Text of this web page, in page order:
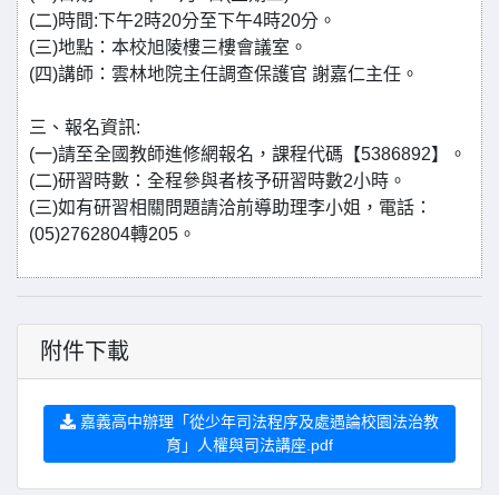
(二)時間:下午2時20分至下午4時20分。
(三)地點：本校旭陵樓三樓會議室。
(四)講師：雲林地院主任調查保護官 謝嘉仁主任。
三、報名資訊:
(一)請至全國教師進修網報名，課程代碼【5386892】。
(二)研習時數：全程參與者核予研習時數2小時。
(三)如有研習相關問題請洽前導助理李小姐，電話：
(05)2762804轉205。
附件下載
嘉義高中辦理「從少年司法程序及處遇論校園法治教
育」人權與司法講座.pdf